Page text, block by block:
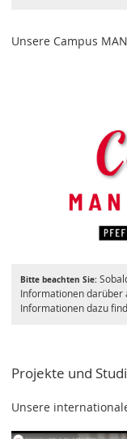
Unsere Campus
Bitte beachten Sie:
Informationen darüber
Informationen dazu
Projekte und
Unsere